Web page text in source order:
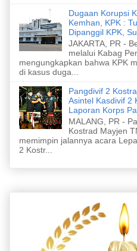
Dugaan Korupsi
Kemhan, KPK :
Dipanggil KPK,
JAKARTA, PR -
melalui Kabag
mengungkapkan bahwa KPK
di kasus duga...
Pangdivif 2
Asintel Kasdivif 2
Laporan Korps
MALANG, PR -
Kostrad Mayjen
memimpin jalannya acara
2 Kostr...